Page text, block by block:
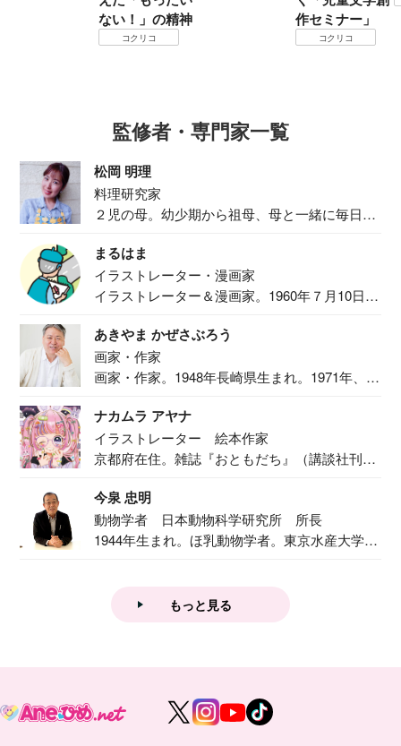
ない！」の精神
コクリコ
作セミナー」
コクリコ
監修者・専門家一覧
松岡 明理
料理研究家
２児の母。幼少期から祖母、母と一緒に毎日の
まるはま
イラストレーター・漫画家
イラストレーター＆漫画家。1960年７月10日生
あきやま かぜさぶろう
画家・作家
画家・作家。1948年長崎県生まれ。1971年、
ナカムラ アヤナ
イラストレーター 絵本作家
京都府在住。雑誌『おともだち』（講談社刊）
今泉 忠明
動物学者 日本動物科学研究所 所長
1944年生まれ。ほ乳動物学者。東京水産大学卒
もっと見る